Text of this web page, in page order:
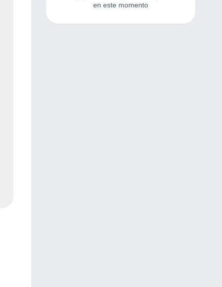
en este momento